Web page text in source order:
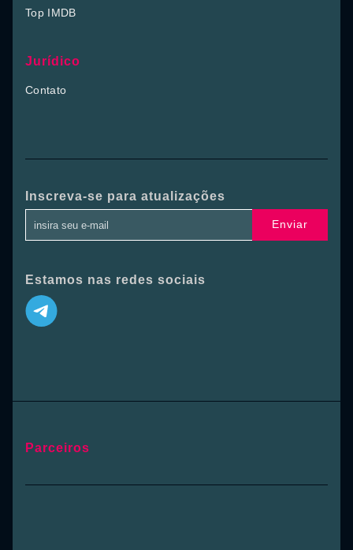
Top IMDB
Jurídico
Contato
Inscreva-se para atualizações
Enviar
Estamos nas redes sociais
Parceiros